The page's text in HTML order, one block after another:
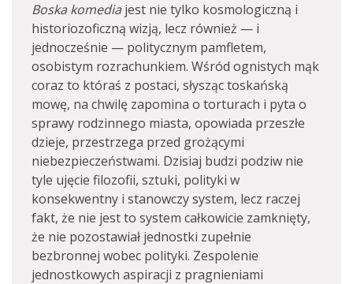
Boska komedia jest nie tylko kosmologiczną i
historiozoficzną wizją, lecz również — i
jednocześnie — politycznym pamfletem,
osobistym rozrachunkiem. Wśród ognistych mąk
coraz to któraś z postaci, słysząc toskańską
mowę, na chwilę zapomina o torturach i pyta o
sprawy rodzinnego miasta, opowiada przeszłe
dzieje, przestrzega przed grożącymi
niebezpieczeństwami. Dzisiaj budzi podziw nie
tyle ujęcie filozofii, sztuki, polityki w
konsekwentny i stanowczy system, lecz raczej
fakt, że nie jest to system całkowicie zamknięty,
że nie pozostawiał jednostki zupełnie
bezbronnej wobec polityki. Zespolenie
jednostkowych aspiracji z pragnieniami